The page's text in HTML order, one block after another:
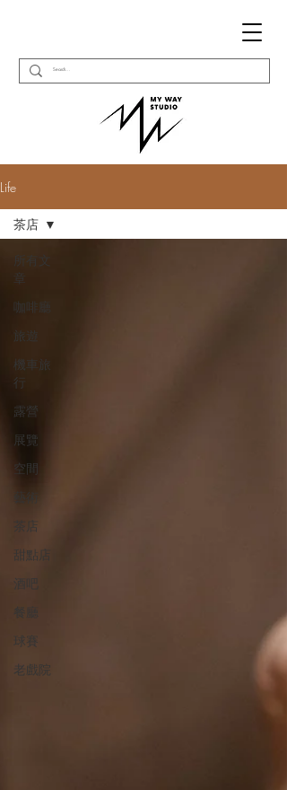
Life
所有文
章
咖啡廳
旅遊
機車旅
行
露營
展覽
空間
藝術
茶店
甜點店
酒吧
餐廳
球賽
老戲院
茶店